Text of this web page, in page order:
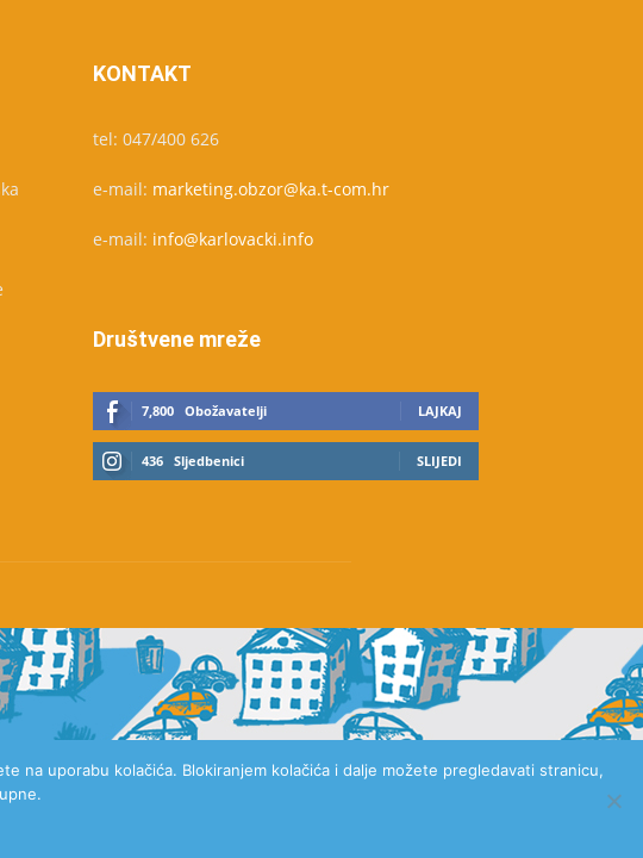
KONTAKT
tel: 047/400 626
e-mail: marketing.obzor@ka.t-com.hr
e-mail: info@karlovacki.info
Društvene mreže
7,800 Obožavatelji LAJKAJ
436 Sljedbenici SLIJEDI
na uporabu kolačića. Blokiranjem kolačića i dalje možete pregledavati stranicu,